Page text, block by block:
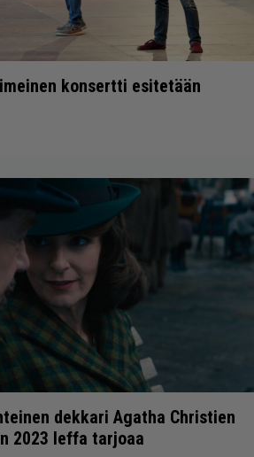
konsertti esitetään
dekkari Agatha Christien
2023 leffa tarjoaa